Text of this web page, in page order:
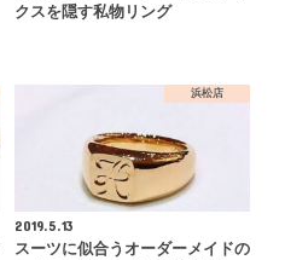
クスを隠す私物リング
浜松店
2019.5.13
スーツに似合うオーダーメイドの